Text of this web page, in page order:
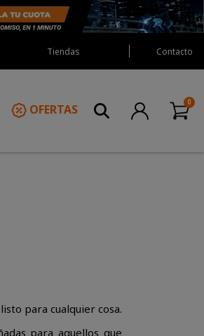
Tiendas Contacto
OFERTAS
para cualquier cosa.
para aquellos que